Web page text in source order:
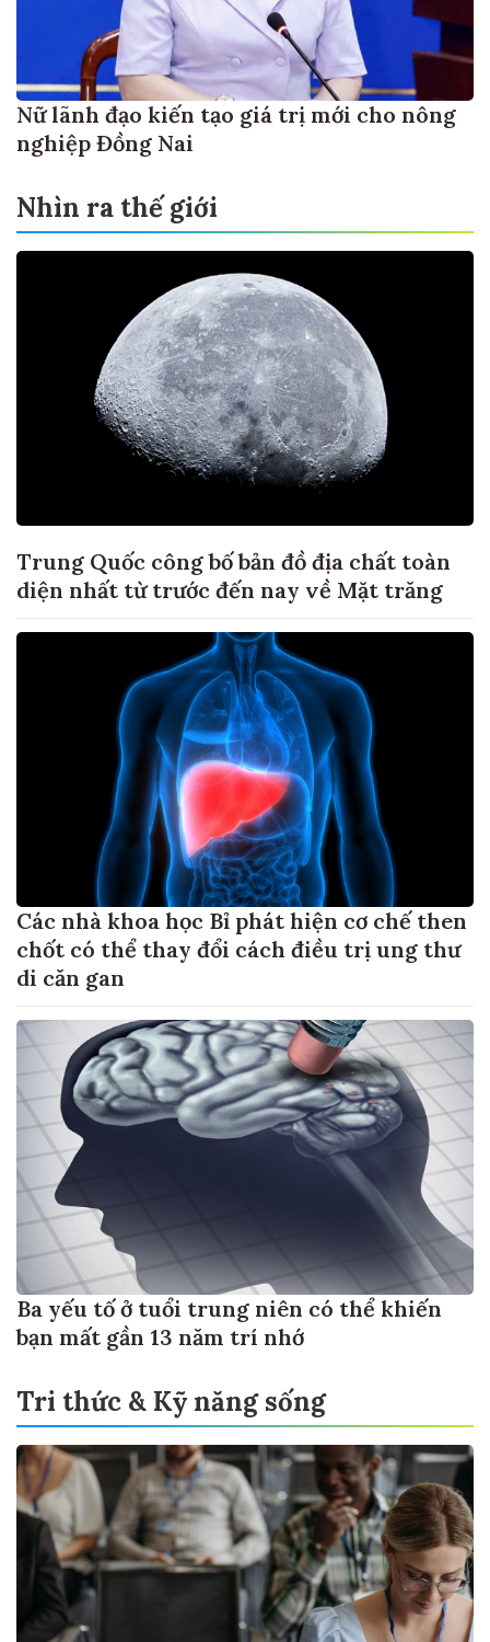
Nữ lãnh đạo kiến tạo giá trị mới cho nông
nghiệp Đồng Nai
Nhìn ra thế giới
Trung Quốc công bố bản đồ địa chất toàn
diện nhất từ trước đến nay về Mặt trăng
Các nhà khoa học Bỉ phát hiện cơ chế then
chốt có thể thay đổi cách điều trị ung thư
di căn gan
Ba yếu tố ở tuổi trung niên có thể khiến
bạn mất gần 13 năm trí nhớ
Tri thức & Kỹ năng sống